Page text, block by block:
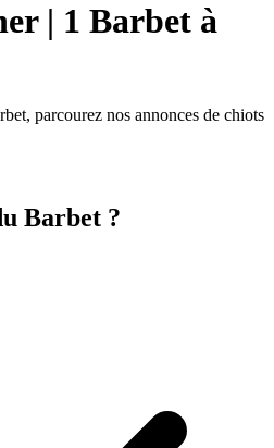
| 1 Barbet à
parcourez nos annonces de chiots
Barbet ?